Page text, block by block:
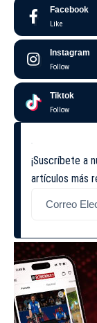
Facebook
Like
Instagram
Follow
Tiktok
Follow
¡Suscríbete a
artículos más